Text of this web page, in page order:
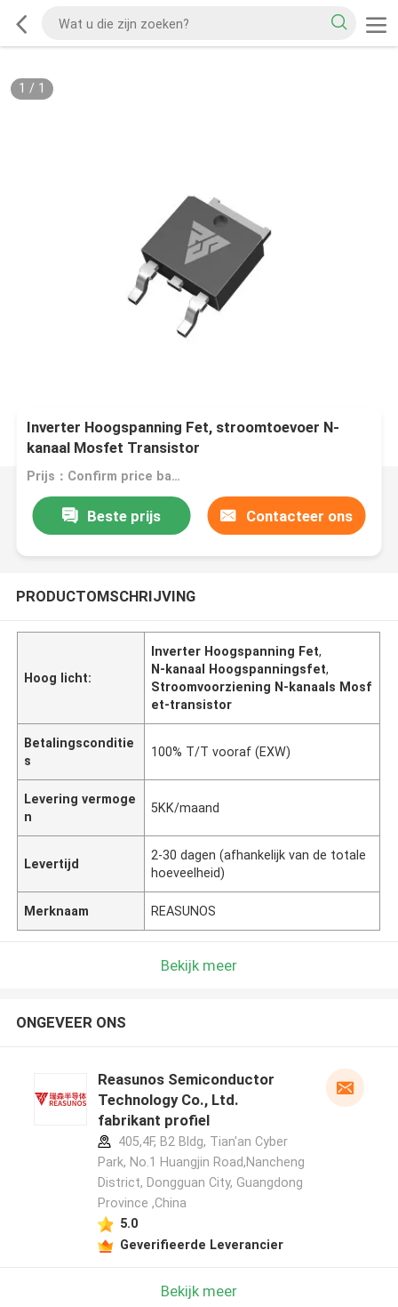
1 / 1
Inverter Hoogspanning Fet, stroomtoevoer N-
kanaal Mosfet Transistor
Prijs：Confirm price based on product
Beste prijs Contacteer ons
PRODUCTOMSCHRIJVING
Hoog licht:
Inverter Hoogspanning Fet,
N-kanaal Hoogspanningsfet,
Stroomvoorziening N-kanaals Mosf
et-transistor
Betalingsconditie
s
100% T/T vooraf (EXW)
Levering vermoge
n
5KK/maand
Levertijd
2-30 dagen (afhankelijk van de totale
hoeveelheid)
Merknaam REASUNOS
Bekijk meer
ONGEVEER ONS
Reasunos Semiconductor
Technology Co., Ltd.
fabrikant profiel
405,4F, B2 Bldg, Tian'an Cyber
Park, No.1 Huangjin Road,Nancheng
District, Dongguan City, Guangdong
Province ,China
5.0
Geverifieerde Leverancier
Bekijk meer